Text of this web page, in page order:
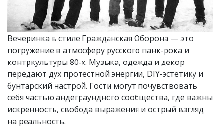
Вечеринка в стиле Гражданская Оборона — это
погружение в атмосферу русского панк-рока и
контркультуры 80-х. Музыка, одежда и декор
передают дух протестной энергии, DIY-эстетику и
бунтарский настрой. Гости могут почувствовать
себя частью андеграундного сообщества, где важны
искренность, свобода выражения и острый взгляд
на реальность.